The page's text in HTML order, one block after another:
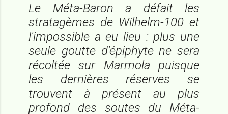
Le Méta-Baron a défait les
stratagèmes de Wilhelm-100 et
l'impossible a eu lieu : plus une
seule goutte d'épiphyte ne sera
récoltée sur Marmola puisque
les dernières réserves se
trouvent à présent au plus
profond des soutes du Méta-